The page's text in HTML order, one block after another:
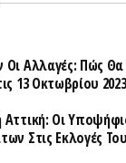
Οι Αλλαγές: Πώς Θα
13 Οκτωβρίου 2023
Αττική: Οι
Στις Εκλογές